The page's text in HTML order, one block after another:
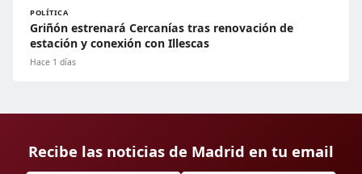
POLÍTICA
Griñón estrenará Cercanías tras renovación de
estación y conexión con Illescas
Hace 1 días
Recibe las noticias de Madrid en tu email